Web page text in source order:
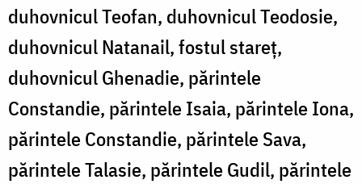
duhovnicul Teofan, duhovnicul Teodosie,
duhovnicul Natanail, fostul stareț,
duhovnicul Ghenadie, părintele
Constandie, părintele Isaia, părintele Iona,
părintele Constandie, părintele Sava,
părintele Talasie, părintele Gudil, părintele